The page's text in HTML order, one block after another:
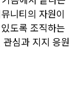
니티의 자원이
도록 조직하는
심과 지지 응원